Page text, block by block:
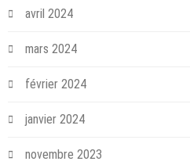
avril 2024
mars 2024
février 2024
janvier 2024
novembre 2023